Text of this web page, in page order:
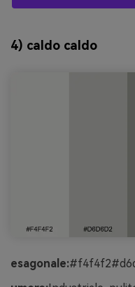
4) caldo caldo
esagonale: